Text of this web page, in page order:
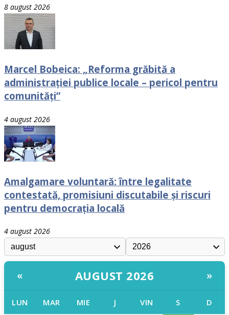
8 august 2026
Marcel Bobeica: „Reforma grăbită a
administrației publice locale – pericol pentru
comunități”
4 august 2026
Amalgamare voluntară: între legalitate
contestată, promisiuni discutabile și riscuri
pentru democrația locală
4 august 2026
« AUGUST 2026 »
LUN MAR MIE J VIN S D